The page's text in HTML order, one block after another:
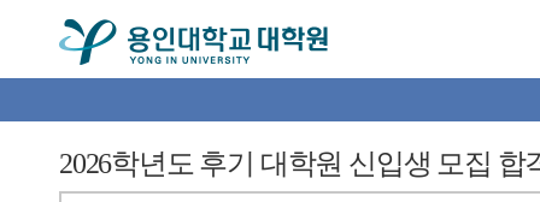
2026학년도 후기 대학원 신입생 모집 합